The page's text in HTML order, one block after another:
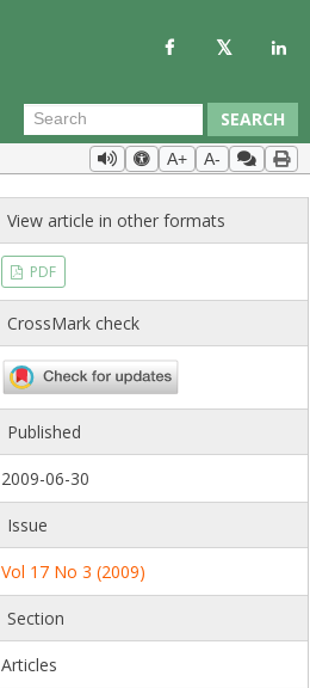
SEARCH
A+ A-
View article in other formats
PDF
CrossMark check
Published
2009-06-30
Issue
Vol 17 No 3 (2009)
Section
Articles